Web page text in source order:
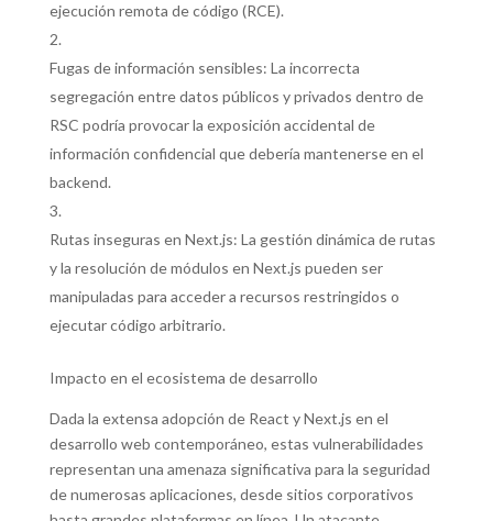
ejecución remota de código (RCE).
Fugas de información sensibles: La incorrecta
segregación entre datos públicos y privados dentro de
RSC podría provocar la exposición accidental de
información confidencial que debería mantenerse en el
backend.
Rutas inseguras en Next.js: La gestión dinámica de rutas
y la resolución de módulos en Next.js pueden ser
manipuladas para acceder a recursos restringidos o
ejecutar código arbitrario.
Impacto en el ecosistema de desarrollo
Dada la extensa adopción de React y Next.js en el
desarrollo web contemporáneo, estas vulnerabilidades
representan una amenaza significativa para la seguridad
de numerosas aplicaciones, desde sitios corporativos